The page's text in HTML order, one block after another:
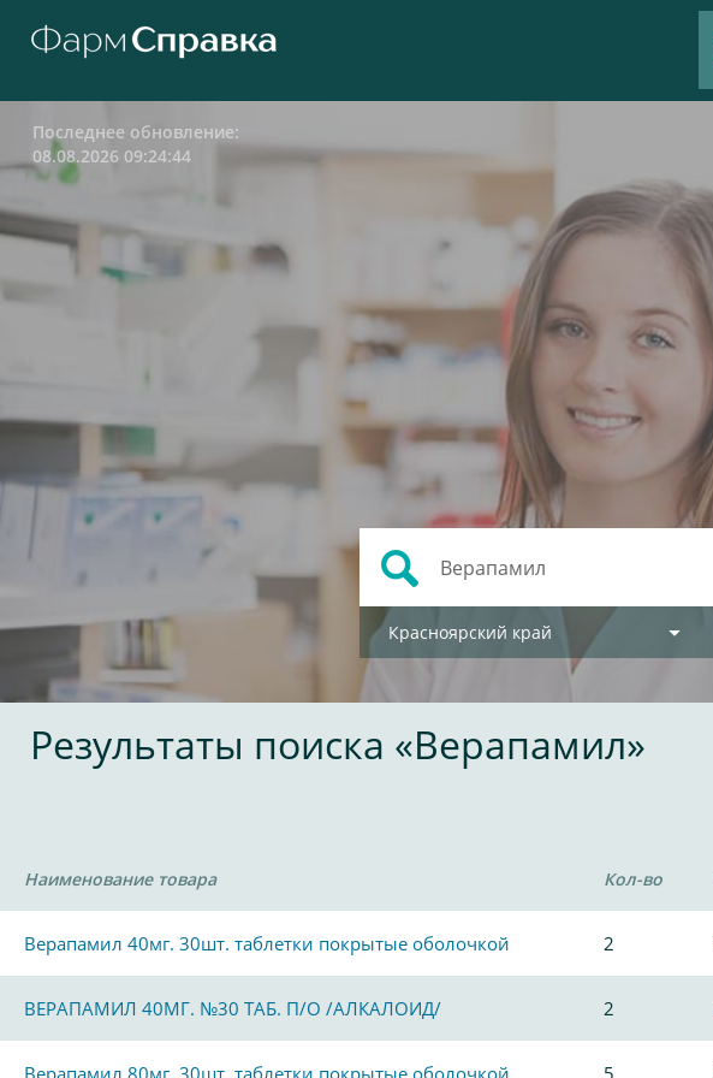
Последнее обновление:
08.08.2026 09:24:44
Красноярский край
Результаты поиска «Верапамил»
Наименование товара Кол-во
Верапамил 40мг. 30шт. таблетки покрытые оболочкой 2
ВЕРАПАМИЛ 40МГ. №30 ТАБ. П/О /АЛКАЛОИД/ 2
Верапамил 80мг. 30шт. таблетки покрытые оболочкой 5